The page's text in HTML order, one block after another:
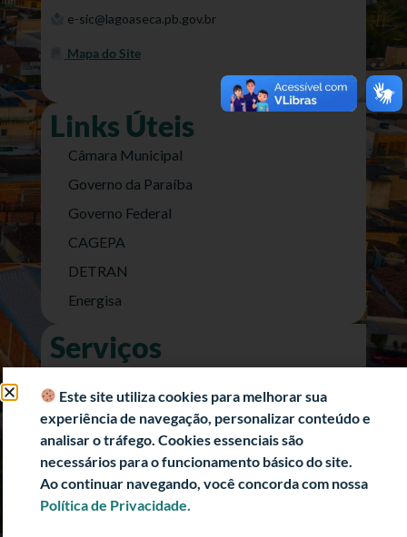
e-sic@lagoaseca.pb.gov.br
Mapa do Site
Links Úteis
Câmara Municipal
Governo da Paraíba
Governo Federal
CAGEPA
DETRAN
Energisa
Serviços
e-SIC (Acesso a Informação)
Transparência Fiscal
História
Informações Turísticas
Este site utiliza cookies para melhorar sua
experiência de navegação, personalizar conteúdo e
analisar o tráfego. Cookies essenciais são
necessários para o funcionamento básico do site.
Ao continuar navegando, você concorda com nossa
Política de Privacidade.